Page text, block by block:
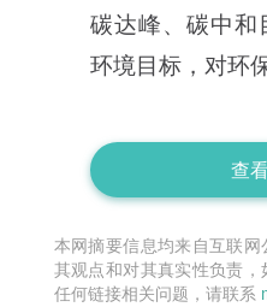
碳达峰、碳中和
环境目标，对环
查
本网摘要信息均来自互联
其观点和对其真实性负责
任何链接相关问题，请联系